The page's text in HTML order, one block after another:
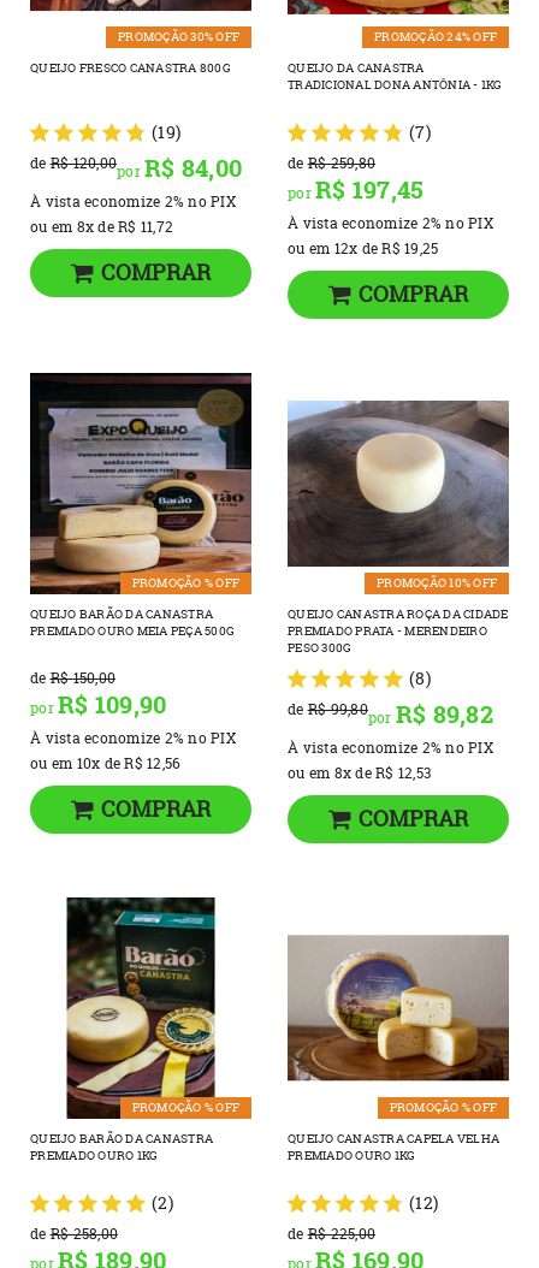
PROMOÇÃO 30% OFF
QUEIJO FRESCO CANASTRA 800G
(19)
de R$ 120,00porR$ 84,00
À vista economize 2% no PIX
ou em 8xdeR$ 11,72
COMPRAR
PROMOÇÃO 24% OFF
QUEIJO DA CANASTRA
TRADICIONAL DONA ANTÔNIA - 1KG
(7)
de R$ 259,80
porR$ 197,45
À vista economize 2% no PIX
ou em 12x deR$ 19,25
COMPRAR
PROMOÇÃO % OFF
QUEIJO BARÃO DA CANASTRA
PREMIADO OURO MEIA PEÇA 500G
de R$ 150,00
porR$ 109,90
À vista economize 2% no PIX
ou em 10x deR$ 12,56
COMPRAR
PROMOÇÃO 10% OFF
QUEIJO CANASTRA ROÇA DA CIDADE
PREMIADO PRATA - MERENDEIRO
PESO 300G
(8)
de R$ 99,80por R$ 89,82
À vista economize 2% no PIX
ou em 8xdeR$ 12,53
COMPRAR
PROMOÇÃO % OFF
QUEIJO BARÃO DA CANASTRA
PREMIADO OURO 1KG
(2)
de R$ 258,00
porR$ 189,90
PROMOÇÃO % OFF
QUEIJO CANASTRA CAPELA VELHA
PREMIADO OURO 1KG
(12)
de R$ 225,00
porR$ 169,90